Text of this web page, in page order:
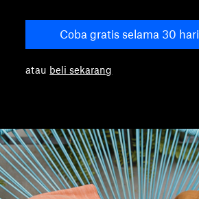
Coba gratis selama 30 hari
atau beli sekarang